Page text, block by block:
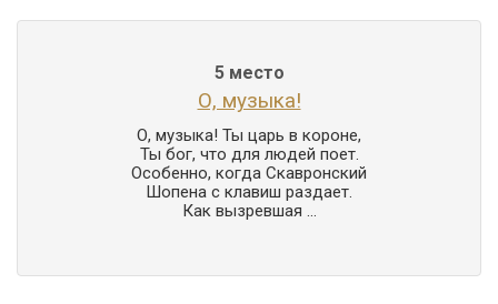
5 место
О, музыка!
О, музыка! Ты царь в короне,
Ты бог, что для людей поет.
Особенно, когда Скавронский
Шопена с клавиш раздает.
Как вызревшая ...